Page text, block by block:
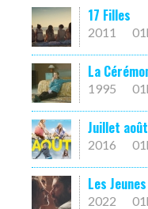
17 Filles
2011
La
1995
Juillet août
2016
Les
2022